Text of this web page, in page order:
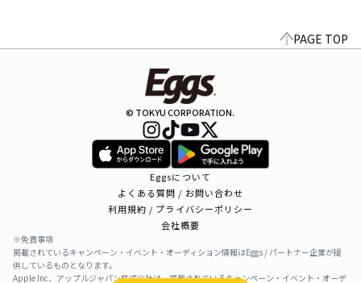
PAGE TOP
© TOKYU CORPORATION.
Eggsについて
よくある質問 / お問い合わせ
利用規約 / プライバシーポリシー
会社概要
※免責事項
掲載されているキャンペーン・イベント・オーディション情報はEggs / パートナー企業が提
供しているものとなります。
Apple Inc、アップルジャパン株式会社は、掲載されているキャンペーン・イベント・オーデ